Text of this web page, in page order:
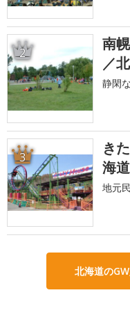
2
南
／
静閑
3
き
海道
地元
北海道の